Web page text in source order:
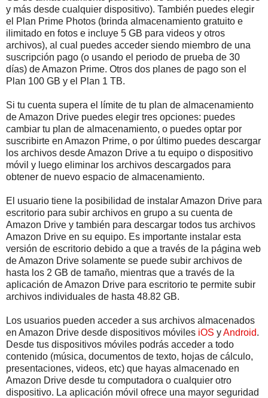
y más desde cualquier dispositivo). También puedes elegir
el Plan Prime Photos (brinda almacenamiento gratuito e
ilimitado en fotos e incluye 5 GB para videos y otros
archivos), al cual puedes acceder siendo miembro de una
suscripción pago (o usando el periodo de prueba de 30
días) de Amazon Prime. Otros dos planes de pago son el
Plan 100 GB y el Plan 1 TB.
Si tu cuenta supera el límite de tu plan de almacenamiento
de Amazon Drive puedes elegir tres opciones: puedes
cambiar tu plan de almacenamiento, o puedes optar por
suscribirte en Amazon Prime, o por último puedes descargar
los archivos desde Amazon Drive a tu equipo o dispositivo
móvil y luego eliminar los archivos descargados para
obtener de nuevo espacio de almacenamiento.
El usuario tiene la posibilidad de instalar Amazon Drive para
escritorio para subir archivos en grupo a su cuenta de
Amazon Drive y también para descargar todos tus archivos
Amazon Drive en su equipo. Es importante instalar esta
versión de escritorio debido a que a través de la página web
de Amazon Drive solamente se puede subir archivos de
hasta los 2 GB de tamaño, mientras que a través de la
aplicación de Amazon Drive para escritorio te permite subir
archivos individuales de hasta 48.82 GB.
Los usuarios pueden acceder a sus archivos almacenados
en Amazon Drive desde dispositivos móviles iOS yAndroid.
Desde tus dispositivos móviles podrás acceder a todo
contenido (música, documentos de texto, hojas de cálculo,
presentaciones, videos, etc) que hayas almacenado en
Amazon Drive desde tu computadora o cualquier otro
dispositivo. La aplicación móvil ofrece una mayor seguridad